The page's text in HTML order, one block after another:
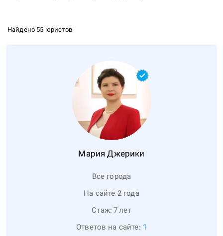
Найдено 55 юристов
Мария Джерики
Все города
На сайте 2 года
Стаж: 7лет
Ответов на сайте: 1